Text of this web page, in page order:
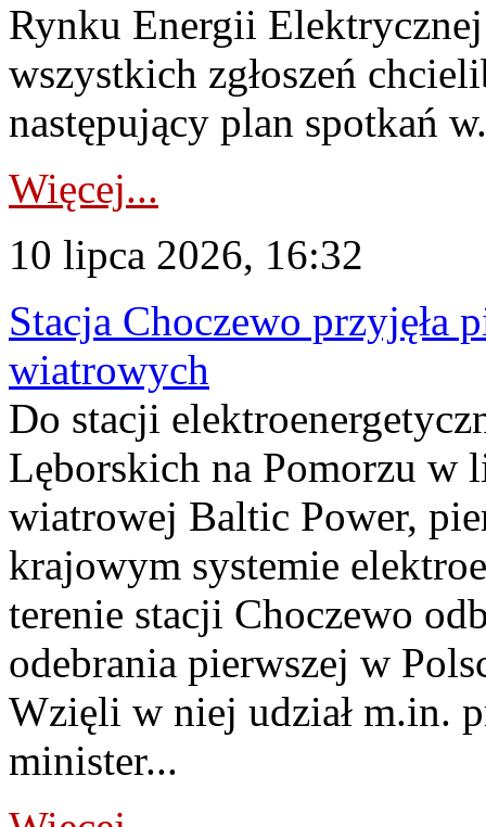
Rynku Energii
wszystkich zgłoszeń
następujący plan spotkań
Więcej...
10 lipca 2026, 16:32
Stacja Choczewo przyjęła
wiatrowych
Do stacji
Lęborskich na Pomorzu w
wiatrowej Baltic Power,
krajowym systemie
terenie stacji Choczewo
odebrania pierwszej w
Wzięli w niej udział m.in.
minister...